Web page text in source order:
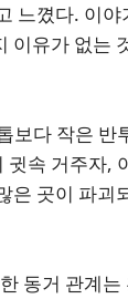
느꼈다. 이
이유가 없는
보다 작은
속 거주자,
은 곳이 파
동거 관계